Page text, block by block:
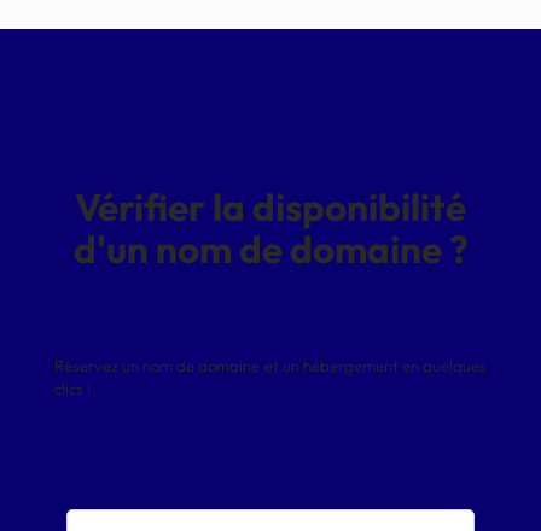
Vérifier la disponibilité
d'un nom de domaine ?
Réservez un nom de domaine et un hébergement en quelques
clics !